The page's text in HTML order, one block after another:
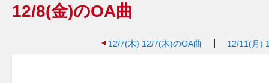
12/8(金)のOA曲
12/7(木) 12/7(木)のOA曲 12/11(月)